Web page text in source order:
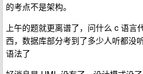
的考点不是架构。
上午的题就更离谱了，问什么 c 语言
西，数据库部分考到了多少人听都没
语法了